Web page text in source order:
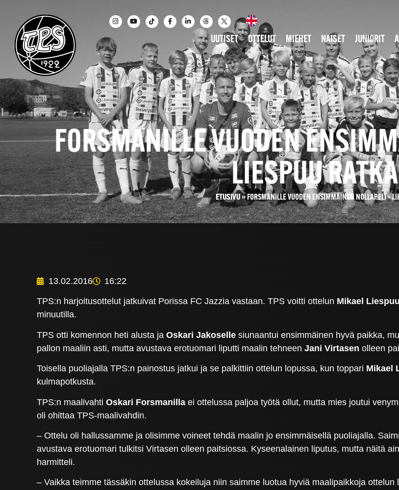
UUTISET OTTELUT MIEHET NAISET JUNIORIT
FORSMANILLE VUODEN
LIESPUU
ETUSIVU» FORSMANILLE VUODEN ENSIMMÄINEN NOLLAPELI –
13.02.2016 16:22
TPS:n harjoitusottelut jatkuivat Porissa FC Jazzia vastaan. TPS voitti ottelun Mikael
minuutilla.
TPS otti komennon heti alusta jaOskari Jakoselle siunaantui ensimmäinen hyvä paikka,
pallon maaliin asti, mutta avustava erotuomari liputti maalin tehneenJani Virtasen olleen
Toisella puoliajalla TPS:n painostus jatkui ja se palkittiin ottelun lopussa, kun toppari Mikael
kulmapotkusta.
TPS:n maalivahtiOskari Forsmanillaei ottelussa paljoa työtä ollut, mutta mies joutui
oli ohittaa TPS-maalivahdin.
– Ottelu oli hallussamme ja olisimme voineet tehdä maalin jo ensimmäisellä puoliajalla.
avustava erotuomari tulkitsi Virtasen olleen paitsiossa. Kyseenalainen liputus, mutta näitä
harmitteli.
– Vaikka teimme tässäkin ottelussa kokeiluja niin saimme luotua hyviä maalipaikkoja